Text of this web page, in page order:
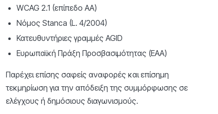
WCAG 2.1 (επίπεδο ΑΑ)
Νόμος Stanca (L. 4/2004)
Κατευθυντήριες γραμμές AGID
Ευρωπαϊκή Πράξη Προσβασιμότητας (EAA)
Παρέχει επίσης σαφείς αναφορές και επίσημη
τεκμηρίωση για την απόδειξη της συμμόρφωσης σε
ελέγχους ή δημόσιους διαγωνισμούς.